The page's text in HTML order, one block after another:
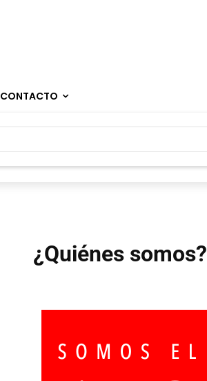
CONTACTO
¿Quiénes somos?